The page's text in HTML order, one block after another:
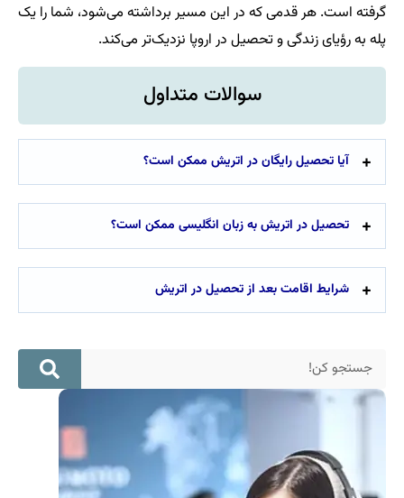
گرفته است. هر قدمی که در این مسیر برداشته می‌شود، شما را یک
پله به رؤیای زندگی و تحصیل در اروپا نزدیک‌تر می‌کند.
سوالات متداول
آیا تحصیل رایگان در اتریش ممکن است؟
تحصیل در اتریش به زبان انگلیسی ممکن است؟
شرایط اقامت بعد از تحصیل در اتریش